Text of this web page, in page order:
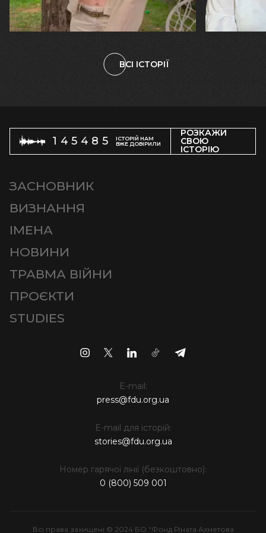
велика… Я ледве встигла схопити
племінницю"
тепер я
чоловіка
ВСІ ІСТОРІЇ
145485
ІСТОРІЙ НАМ
ВЖЕ ДОВІРИЛИ
РОЗКАЖИ
СВОЮ
ІСТОРІЮ
ЗАСНОВНИК
ВИЗНАННЯ
ІМЕНА
НОВИНИ
ТРАВМА ВІЙНИ
ПРОЄКТИ
STUDIES
E-mail:
press@fdu.org.ua
E-mail для історій:
stories@fdu.org.ua
Номер гарячої лінії (безкоштовно):
0 (800) 509 001
Всі права захищені © 2024 БО "Фонд Ріната Ахметова